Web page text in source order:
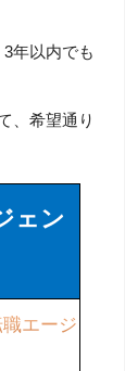
年以内でも
、希望通り
ェン
エージ